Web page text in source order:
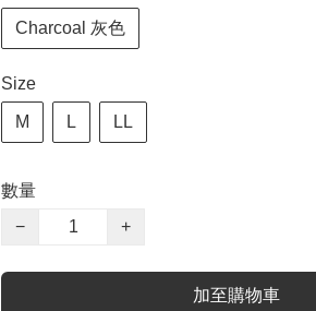
Charcoal 灰色
Size
M L LL
數量
−
+
加至購物車